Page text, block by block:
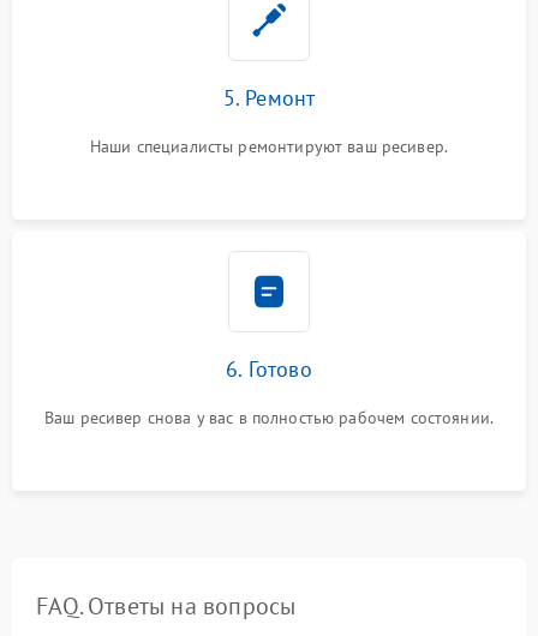
5. Ремонт
Наши специалисты ремонтируют ваш ресивер.
6. Готово
Ваш ресивер снова у вас в полностью рабочем состоянии.
FAQ. Ответы на вопросы